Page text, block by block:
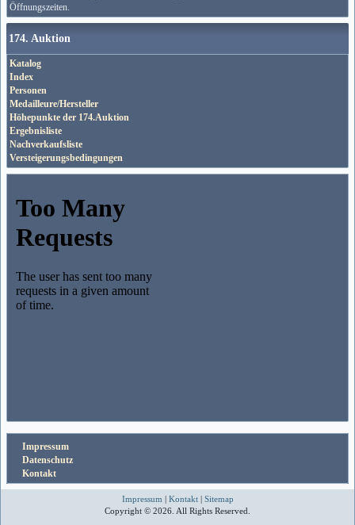
Öffnungszeiten.
174. Auktion
Katalog
Index
Personen
Medailleure/Hersteller
Höhepunkte der 174.Auktion
Ergebnisliste
Nachverkaufsliste
Versteigerungsbedingungen
Impressum
Datenschutz
Kontakt
Impressum | Kontakt| Sitemap
Copyright © 2026. All Rights Reserved.